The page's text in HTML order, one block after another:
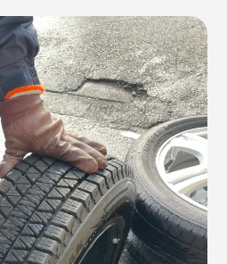
す
る